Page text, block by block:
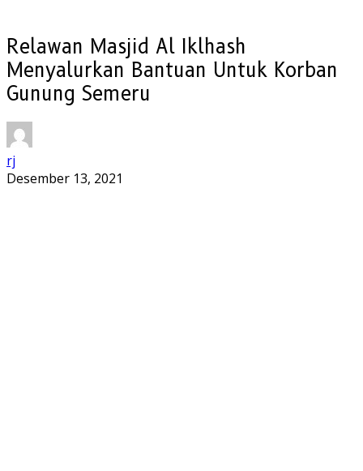
Relawan Masjid Al Iklhash
Menyalurkan Bantuan Untuk Korban
Gunung Semeru
rj
Desember 13, 2021